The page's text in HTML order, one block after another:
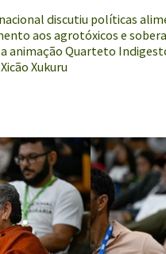
discutiu políticas
aos agrotóxicos e
animação Quarteto
Xukuru